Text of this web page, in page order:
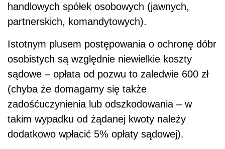
handlowych spółek osobowych (jawnych,
partnerskich, komandytowych).
Istotnym plusem postępowania o ochronę dóbr
osobistych są względnie niewielkie koszty
sądowe – opłata od pozwu to zaledwie 600 zł
(chyba że domagamy się także
zadośćuczynienia lub odszkodowania – w
takim wypadku od żądanej kwoty należy
dodatkowo wpłacić 5% opłaty sądowej).